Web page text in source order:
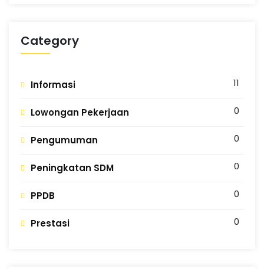
Category
Informasi 11
Lowongan Pekerjaan 0
Pengumuman 0
Peningkatan SDM 0
PPDB 0
Prestasi 0